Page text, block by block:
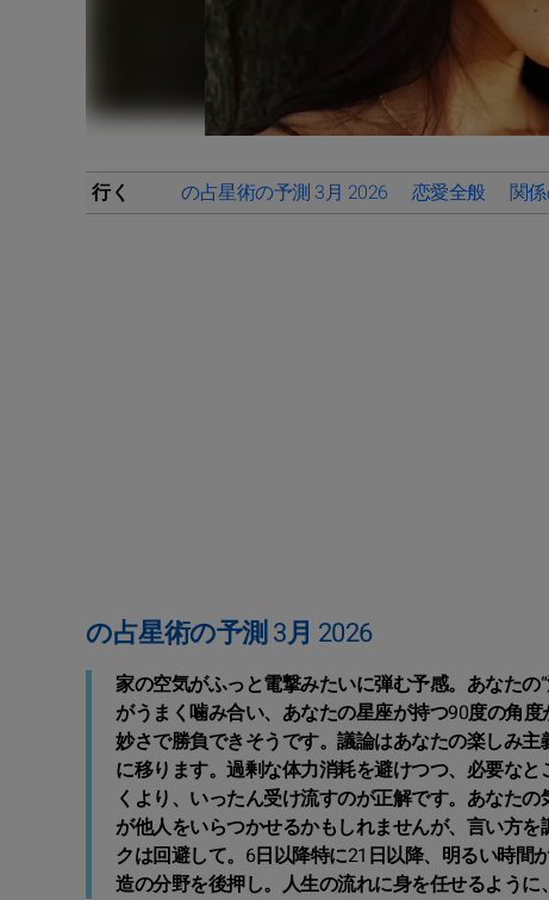
行く の占星術の予測 3月 2026 恋愛全般 関
の占星術の予測 3月 2026
家の空気がふっと電撃みたいに弾む予感。あなた
がうまく噛み合い、あなたの星座が持つ90度の角
妙さで勝負できそうです。議論はあなたの楽しみ
に移ります。過剰な体力消耗を避けつつ、必要な
くより、いったん受け流すのが正解です。あなた
が他人をいらつかせるかもしれませんが、言い方
クは回避して。6日以降特に21日以降、明るい時
造の分野を後押し。人生の流れに身を任せるように